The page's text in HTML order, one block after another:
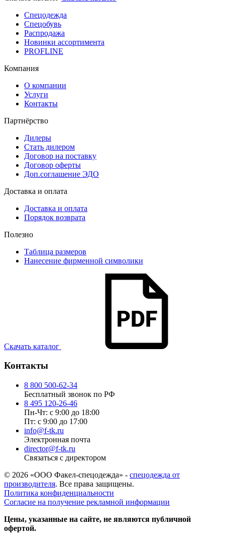
Спецодежда
Спецобувь
Распродажа
Новинки ассортимента
PROFLINE
Компания
О компании
Услуги
Контакты
Партнёрство
Дилеры
Стать дилером
Договор на поставку
Договор оферты
Доп.соглашение ЭДО
Доставка и оплата
Доставка и оплата
Порядок возврата
Полезно
Таблица размеров
Нанесение фирменной символики
Скачать каталог
Контакты
8 800 500-62-34
Бесплатный звонок по РФ
8 495 120-26-46
Пн-Чт: с 9:00 до 18:00
Пт: с 9:00 до 17:00
info@f-tk.ru
Электронная почта
director@f-tk.ru
Связаться с директором
© 2026 «ООО Факел-спецодежда» - спецодежда от
производителя. Все права защищены.
Политика конфиденциальности
Согласие на получение рекламной информации
Цены, указанные на сайте, не являются публичной
офертой.